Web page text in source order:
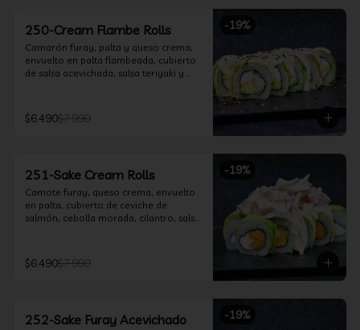
-19%
250-Cream Flambe Rolls
Camarón furay, palta y queso crema,
envuelto en palta flambeada, cubierto
de salsa acevichada, salsa teriyaki y
$6.490$7.990
-19%
251-Sake Cream Rolls
Camote furay, queso crema, envuelto
en palta, cubierto de ceviche de
salmón, cebolla morada, cilantro, salsa
$6.490$7.990
-19%
252-Sake Furay Acevichado